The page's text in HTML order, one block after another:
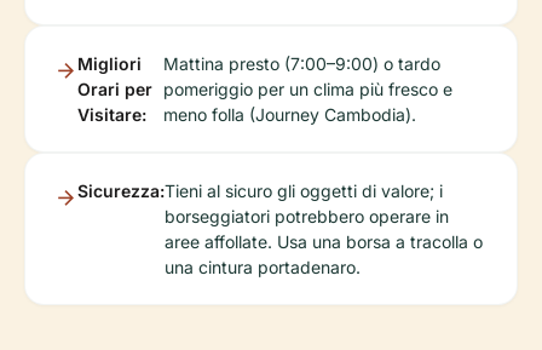
Migliori
Orari per
Visitare:
Mattina presto (7:00–9:00) o tardo
pomeriggio per un clima più fresco e
meno folla (Journey Cambodia).
Sicurezza:Tieni al sicuro gli oggetti di valore; i
borseggiatori potrebbero operare in
aree affollate. Usa una borsa a tracolla o
una cintura portadenaro.